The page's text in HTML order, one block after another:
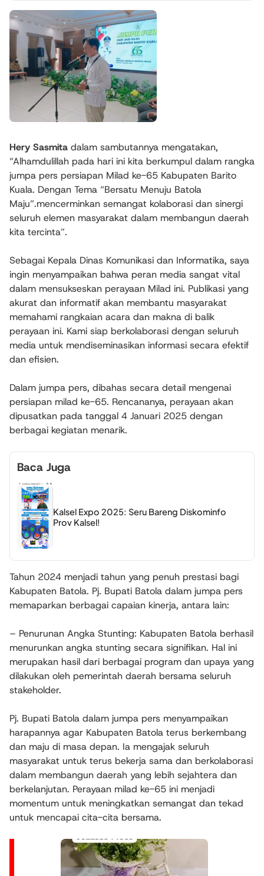
Hery Sasmita dalam sambutannya mengatakan,
“Alhamdulillah pada hari ini kita berkumpul dalam rangka
jumpa pers persiapan Milad ke-65 Kabupaten Barito
Kuala. Dengan Tema “Bersatu Menuju Batola
Maju”.mencerminkan semangat kolaborasi dan sinergi
seluruh elemen masyarakat dalam membangun daerah
kita tercinta”.
Sebagai Kepala Dinas Komunikasi dan Informatika, saya
ingin menyampaikan bahwa peran media sangat vital
dalam mensukseskan perayaan Milad ini. Publikasi yang
akurat dan informatif akan membantu masyarakat
memahami rangkaian acara dan makna di balik
perayaan ini. Kami siap berkolaborasi dengan seluruh
media untuk mendiseminasikan informasi secara efektif
dan efisien.
Dalam jumpa pers, dibahas secara detail mengenai
persiapan milad ke-65. Rencananya, perayaan akan
dipusatkan pada tanggal 4 Januari 2025 dengan
berbagai kegiatan menarik.
Baca Juga
Kalsel Expo 2025: Seru Bareng Diskominfo
Prov Kalsel!
Tahun 2024 menjadi tahun yang penuh prestasi bagi
Kabupaten Batola. Pj. Bupati Batola dalam jumpa pers
memaparkan berbagai capaian kinerja, antara lain:
– Penurunan Angka Stunting: Kabupaten Batola berhasil
menurunkan angka stunting secara signifikan. Hal ini
merupakan hasil dari berbagai program dan upaya yang
dilakukan oleh pemerintah daerah bersama seluruh
stakeholder.
Pj. Bupati Batola dalam jumpa pers menyampaikan
harapannya agar Kabupaten Batola terus berkembang
dan maju di masa depan. Ia mengajak seluruh
masyarakat untuk terus bekerja sama dan berkolaborasi
dalam membangun daerah yang lebih sejahtera dan
berkelanjutan. Perayaan milad ke-65 ini menjadi
momentum untuk meningkatkan semangat dan tekad
untuk mencapai cita-cita bersama.